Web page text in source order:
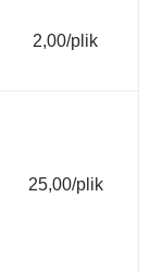
2,00/plik
25,00/plik